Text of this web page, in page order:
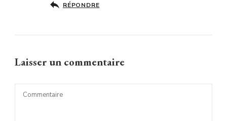
RÉPONDRE
Laisser un commentaire